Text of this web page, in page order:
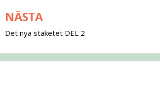
NÄSTA
Det nya staketet DEL 2